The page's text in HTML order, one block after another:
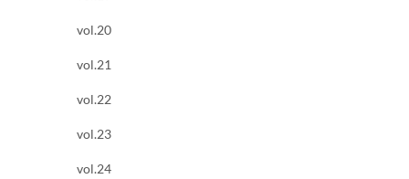
vol.20
vol.21
vol.22
vol.23
vol.24